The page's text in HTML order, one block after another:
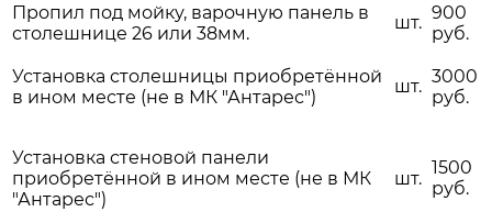
Пропил под мойку, варочную панель в
столешнице 26 или 38мм.
шт. 900
руб.
Установка столешницы приобретённой
в ином месте (не в МК "Антарес")
шт. 3000
руб.
Установка стеновой панели
приобретённой в ином месте (не в МК
"Антарес")
шт.
1500
руб.